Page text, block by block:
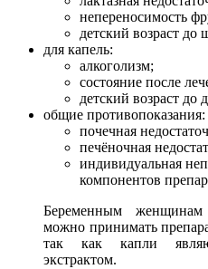
непереносимость
детский возраст до
для капель:
алкоголизм;
состояние после
детский возраст до
общие противопоказания:
почечная
печёночная
индивидуальная
компонентов
Беременным
можно принимать
так как капли
экстрактом.